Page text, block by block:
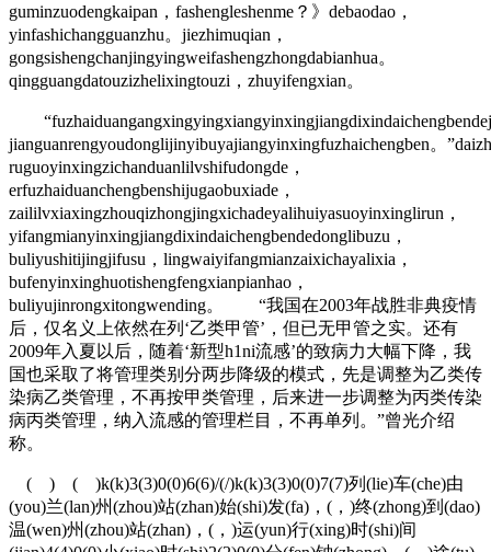
guminzuodengkaipan，fashengleshenme？》debaodao，
yinfashichangguanzhu。jiezhimuqian，
gongsishengchanjingyingweifashengzhongdabianhua。
qingguangdatouzizhelixingtouzi，zhuyifengxian。
jianguanrengyoudonglijinyibuyajiangyinxingfuzhaichengben。
ruguoyinxingzichanduanlilvshifudongde，
erfuzhaiduanchengbenshijugaobuxiade，
zaililvxiaxingzhouqizhongjingxichadeyalihuiyasuoyinxinglirun，
yifangmianyinxingjiangdixindaichengbendedonglibuzu，
buliyushitijingjifusu，lingwaiyifangmianzaixichayalixia，
bufenyinxinghuotishengfengxianpianhao，
buliyujinrongxitongwending。 “我国在2003年战胜非典疫情
后，仅名义上依然在列‘乙类甲管’，但已无甲管之实。还有
2009年入夏以后，随着‘新型h1ni流感’的致病力大幅下降，我
国也采取了将管理类别分两步降级的模式，先是调整为乙类传
染病乙类管理，不再按甲类管理，后来进一步调整为丙类传染
病丙类管理，纳入流感的管理栏目，不再单列。”曾光介绍
称。
( ) ( )k(k)3(3)0(0)6(6)/(/)k(k)3(3)0(0)7(7)列(lie)车(che)由
(you)兰(lan)州(zhou)站(zhan)始(shi)发(fa)，(，)终(zhong)到(dao)
温(wen)州(zhou)站(zhan)，(，)运(yun)行(xing)时(shi)间